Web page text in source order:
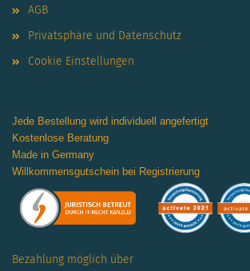
AGB
Privatsphäre und Datenschutz
Cookie Einstellungen
Jede Bestellung wird individuell angefertigt
Kostenlose Beratung
Made in Germany
Willkommensgutschein bei Registrierung
Bezahlung möglich über